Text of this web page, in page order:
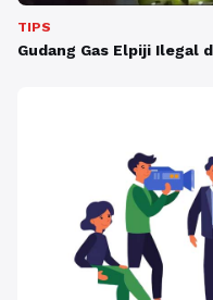
TIPS
Gudang Gas Elpiji Ilegal